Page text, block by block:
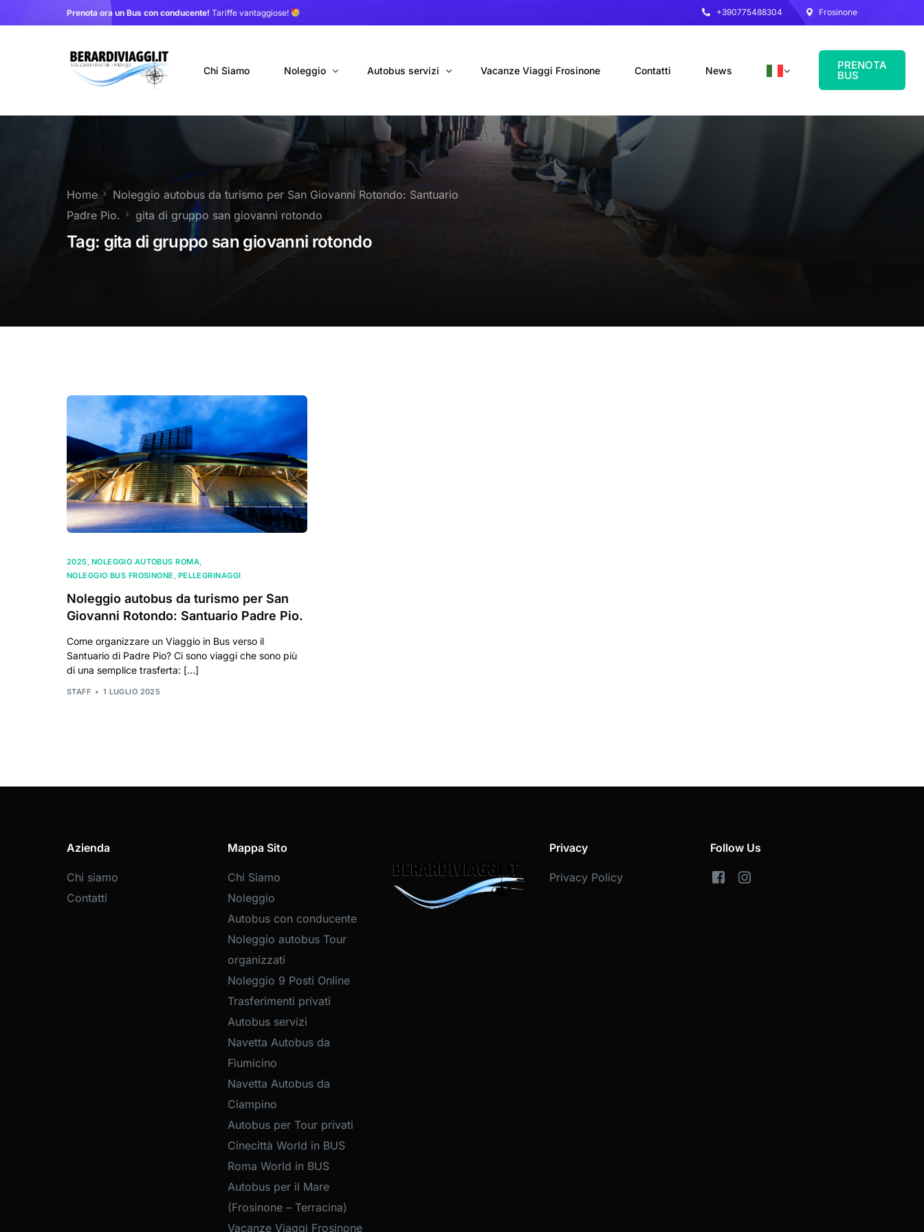
Prenota ora un Bus con conducente! Tariffe vantaggiose! +390775488304 Frosinone
Chi Siamo Noleggio
Autobus con conducente
Noleggio autobus Tour organizzati
Noleggio 9 Posti Online
Trasferimenti privati
Autobus servizi
Navetta Autobus da Fiumicino
Navetta Autobus da Ciampino
Autobus per Tour privati
Roma World in BUS
Vacanze Viaggi Frosinone Contatti News PRENOTA
BUS
Home
Noleggio autobus da turismo per San Giovanni Rotondo: Santuario
Padre Pio.
gita di gruppo san giovanni rotondo
Tag: gita di gruppo san giovanni rotondo
2025 NOLEGGIO AUTOBUS ROMA
NOLEGGIO BUS FROSINONE PELLEGRINAGGI
Noleggio autobus da turismo per San
Giovanni Rotondo: Santuario Padre Pio.
Come organizzare un Viaggio in Bus verso il
Santuario di Padre Pio? Ci sono viaggi che sono più
di una semplice trasferta: […]
STAFF 1 LUGLIO 2025
Azienda
Chi siamo
Contatti
Mappa Sito
Chi Siamo
Noleggio
Autobus con conducente
Noleggio autobus Tour
organizzati
Noleggio 9 Posti Online
Trasferimenti privati
Autobus servizi
Navetta Autobus da
Fiumicino
Navetta Autobus da
Ciampino
Autobus per Tour privati
Cinecittà World in BUS
Roma World in BUS
Autobus per il Mare
(Frosinone – Terracina)
Vacanze Viaggi Frosinone
Privacy
Privacy Policy
Follow Us